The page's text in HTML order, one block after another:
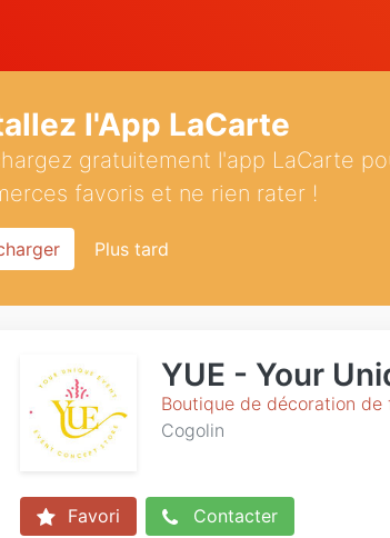
l'App LaCarte
gratuitement l'app LaCarte
favoris et ne rien rater !
Plus tard
YUE - Your
Boutique de décoration de
Cogolin
Favori Contacter